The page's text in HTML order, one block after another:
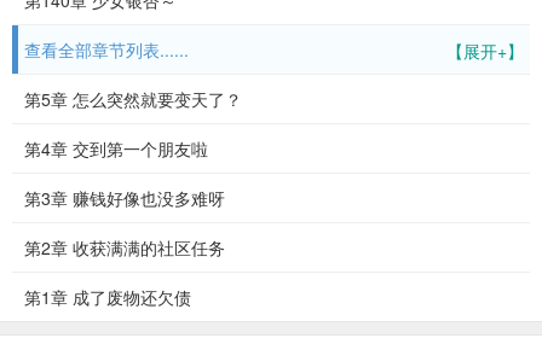
【展开+】
查看全部章节列表......
第5章 怎么突然就要变天了？
第4章 交到第一个朋友啦
第3章 赚钱好像也没多难呀
第2章 收获满满的社区任务
第1章 成了废物还欠债